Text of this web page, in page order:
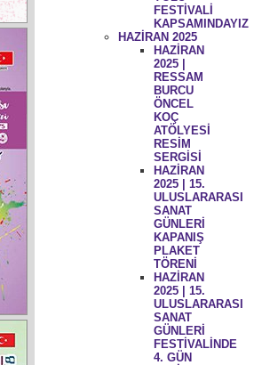
FESTİVALİ
KAPSAMINDAYIZ
HAZİRAN 2025
HAZİRAN
2025 |
RESSAM
BURCU
ÖNCEL
KOÇ
ATÖLYESİ
RESİM
SERGİSİ
HAZİRAN
2025 | 15.
ULUSLARARASI
SANAT
GÜNLERİ
KAPANIŞ
PLAKET
TÖRENİ
HAZİRAN
2025 | 15.
ULUSLARARASI
SANAT
GÜNLERİ
FESTİVALİNDE
4. GÜN